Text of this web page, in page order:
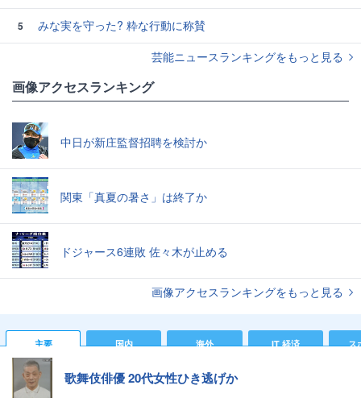
5
みな実を守った? 粋な行動に称賛
芸能ニュースランキングをもっと見る
画像アクセスランキング
中日が新庄監督招聘を検討か
関東「真夏の暑さ」は終了か
ドジャース6連敗 佐々木が止める
画像アクセスランキングをもっと見る
主要 国内 海外 IT 経済 ス
歌舞伎俳優 20代女性ひき逃げか